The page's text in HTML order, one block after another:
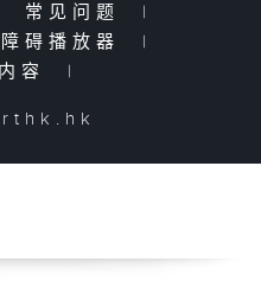
常见问题
|
碍播放器
|
容
|